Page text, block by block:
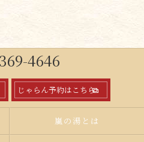
4646
じゃらん予約はこちら
嵐の湯とは